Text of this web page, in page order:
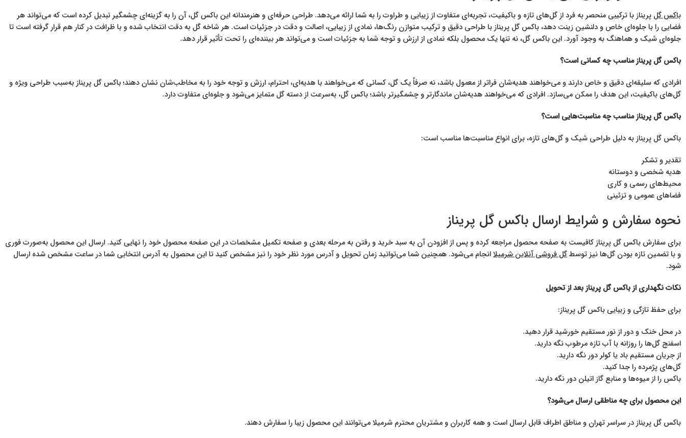
باکس گل پریناز با ترکیبی منحصر به فرد از گل‌های تازه و باکیفیت، تجربه‌ای متفاوت از زیبایی و طراوت را به شما ارائه می‌دهد. طراحی حرفه‌ای و هنرمندانه این باکس گل، آن را به گزینه‌ای چشمگیر تبدیل کرده است که می‌تواند هر
فضایی را با جلوه‌ای خاص و دلنشین زینت دهد، باکس گل پریناز با طراحی دقیق و ترکیب متوازن رنگ‌ها، نمادی از زیبایی، اصالت و دقت در جزئیات است. هر شاخه گل به دقت انتخاب شده و با ظرافت در کنار هم قرار گرفته است تا
جلوه‌ای شیک و هماهنگ به وجود آورد. این باکس گل، نه تنها یک محصول بلکه نمادی از ارزش و توجه شما به جزئیات است و می‌تواند هر بیننده‌ای را تحت تأثیر قرار دهد.
باکس گل پریناز مناسب چه کسانی است؟
افرادی که سلیقه‌ای دقیق و خاص دارند و می‌خواهند هدیه‌شان فراتر از معمول باشد، نه صرفاً یک گل، کسانی که می‌خواهند با هدیه‌ای، احترام، ارزش و توجه خود را به مخاطب‌شان نشان دهند؛ باکس گل پریناز به‌سبب طراحی ویژه و
گل‌های باکیفیت، این هدف را ممکن می‌سازد. افرادی که می‌خواهند هدیه‌شان ماندگارتر و چشمگیرتر باشد؛ باکس گل، به‌سرعت از دسته گل متمایز می‌شود و جلوه‌ای متفاوت دارد.
باکس گل پریناز مناسب چه مناسبت‌هایی است؟
باکس گل پریناز به دلیل طراحی شیک و گل‌های تازه، برای انواع مناسبت‌ها مناسب است:
تقدیر و تشکر
هدیه شخصی و دوستانه
محیط‌های رسمی و کاری
فضاهای عمومی و تزئینی
نحوه سفارش و شرایط ارسال باکس گل پریناز
برای سفارش باکس گل پریناز کافیست به صفحه محصول مراجعه کرده و پس از افزودن آن به سبد خرید و رفتن به مرحله بعدی و صفحه تکمیل مشخصات در این صفحه محصول خود را نهایی کنید. ارسال این محصول به‌صورت فوری
و با تضمین تازه بودن گل‌ها نیز توسطگل فروشی آنلاین شرمیلاانجام می‌شود. همچنین شما می‌توانید زمان تحویل و آدرس مورد نظر خود را نیز مشخص کنید تا این محصول به آدرس انتخابی شما در ساعت مشخص شده ارسال
شود.
نکات نگهداری از باکس گل پریناز بعد از تحویل
برای حفظ تازگی و زیبایی باکس گل پریناز:
در محل خنک و دور از نور مستقیم خورشید قرار دهید.
اسفنج گل‌ها را روزانه با آب تازه مرطوب نگه دارید.
از جریان مستقیم باد یا کولر دور نگه دارید.
گل‌های پژمرده را جدا کنید.
باکس را از میوه‌ها و منابع گاز اتیلن دور نگه دارید.
این محصول برای چه مناطقی ارسال می‌شود؟
باکس گل پریناز در سراسر تهران و مناطق اطراف قابل ارسال است و همه کاربران و مشتریان محترم شرمیلا می‌توانند این محصول زیبا را سفارش دهند.